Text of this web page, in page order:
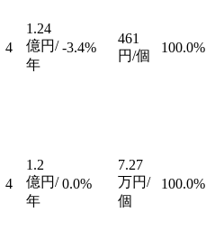
4
1.24
億円/
年
-3.4%
461
円/個
100.0%
4
1.2
億円/
年
0.0%
7.27
万円/
個
100.0%